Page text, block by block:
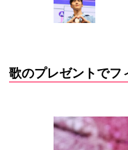
歌のプレゼントでフ